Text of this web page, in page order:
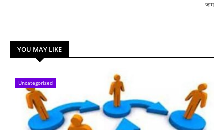
जाम
YOU MAY LIKE
Uncategorized